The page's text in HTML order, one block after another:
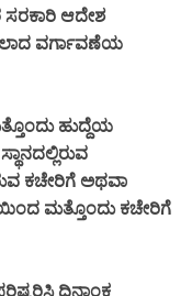
ಸರಕಾರಿ ಆದೇಶ
ವರ್ಗಾವಣೆಯ
ಹುದ್ದೆಯ
ಕಚೇರಿಗೆ ಅಥವಾ
ಮತ್ತೊಂದು ಕಚೇರಿಗೆ
ದಿನಾಂಕ